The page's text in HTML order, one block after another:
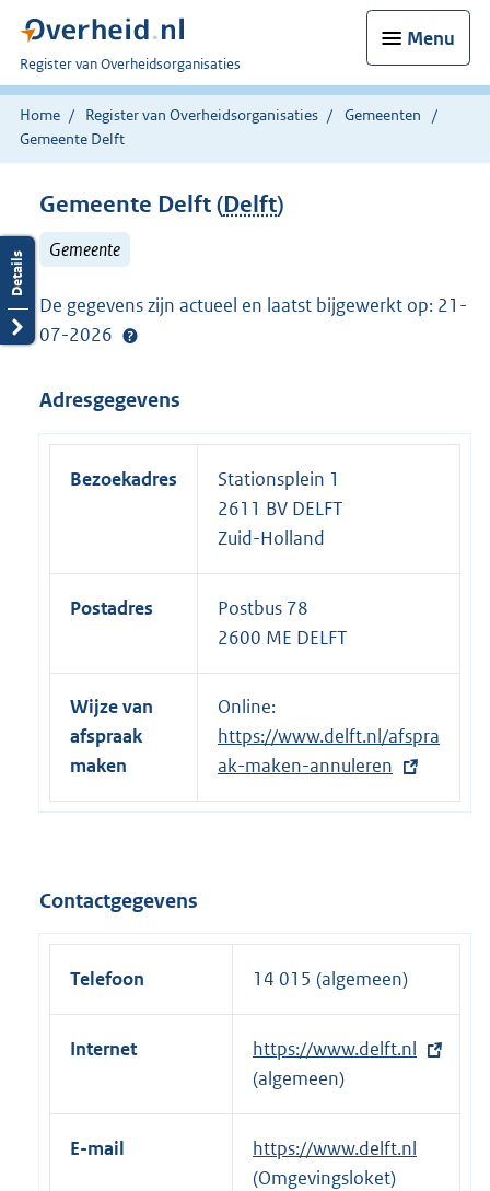
Menu
U
bent
nu
hier:
Register van Overheidsorganisaties
Home Register van Overheidsorganisaties
Gemeenten
Gemeente Delft
Gemeente Delft (Delft)
Gemeente
De gegevens zijn actueel en laatst bijgewerkt op: 21-
07-2026
Adresgegevens
Bezoekadres
Stationsplein 1
2611 BV DELFT
Zuid-Holland
Postadres
Postbus 78
2600 ME DELFT
Wijze van
afspraak
maken
Online:
x
t
e
i
n
https://www.delft.nl/afspra
ak-maken-annuleren
Contactgegevens
Telefoon 14 015 (algemeen)
Internet
E
x
t
e
r
https://www.delft.nl
(algemeen)
E-mail
https://www.delft.nl
(Omgevingsloket)